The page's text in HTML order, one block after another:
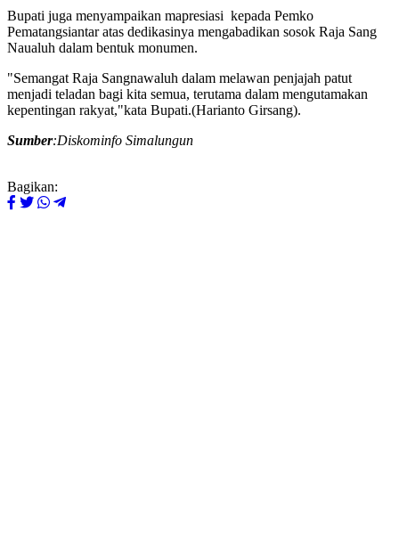
Bupati juga menyampaikan mapresiasi kepada Pemko
Pematangsiantar atas dedikasinya mengabadikan sosok Raja Sang
Naualuh dalam bentuk monumen.
"Semangat Raja Sangnawaluh dalam melawan penjajah patut
menjadi teladan bagi kita semua, terutama dalam mengutamakan
kepentingan rakyat,"kata Bupati.(Harianto Girsang).
Sumber:Diskominfo Simalungun
Bagikan: